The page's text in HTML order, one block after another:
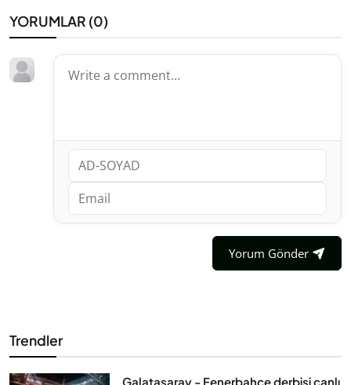
YORUMLAR (0)
Yorum Gönder
Trendler
Galatasaray - Fenerbahçe derbisi canlı